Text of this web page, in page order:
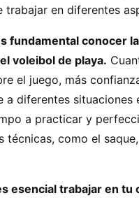
trabajar en diferentes
fundamental conocer
voleibol de playa.
el juego, más
a diferentes situaciones
a practicar y
técnicas, como el
esencial trabajar en tu